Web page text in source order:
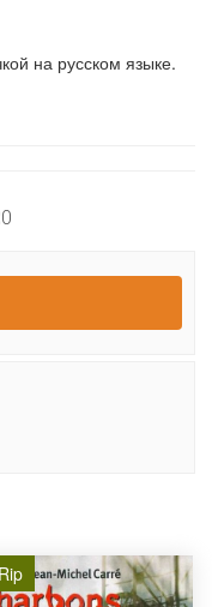
на русском языке.